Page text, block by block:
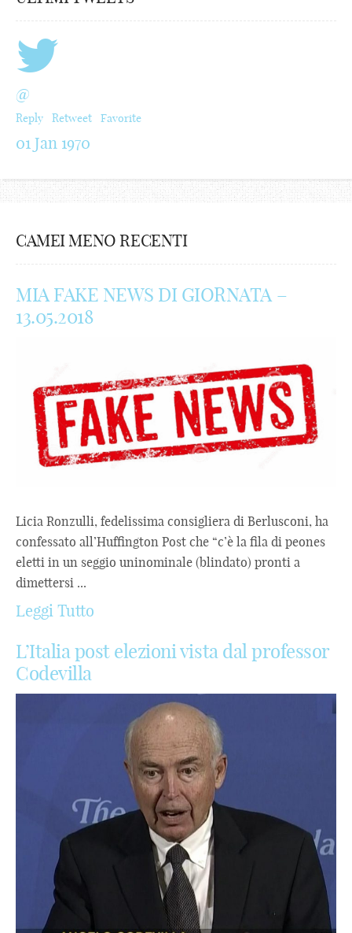
@
Reply Retweet Favorite
01 Jan 1970
CAMEI MENO RECENTI
MIA FAKE NEWS DI GIORNATA –
13.05.2018
Licia Ronzulli, fedelissima consigliera di Berlusconi, ha
confessato all’Huffington Post che “c’è la fila di peones
eletti in un seggio uninominale (blindato) pronti a
dimettersi ...
Leggi Tutto
L’Italia post elezioni vista dal professor
Codevilla